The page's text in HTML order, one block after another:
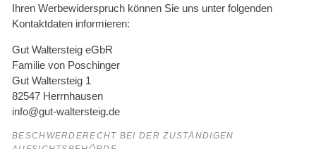
Ihren Werbewiderspruch können Sie uns unter folgenden
Kontaktdaten informieren:
Gut Waltersteig eGbR
Familie von Poschinger
Gut Waltersteig 1
82547 Herrnhausen
info@gut-waltersteig.de
BESCHWERDERECHT BEI DER ZUSTÄNDIGEN